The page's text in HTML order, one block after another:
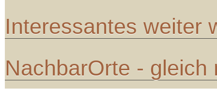
Interessantes weiter
NachbarOrte - gleich